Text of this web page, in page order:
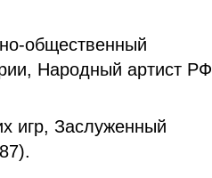
общественный
Народный артист РФ
игр, Заслуженный